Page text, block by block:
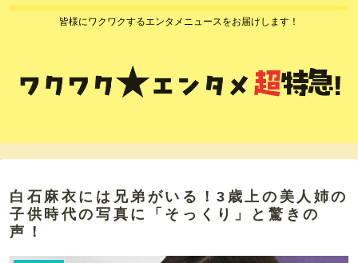
皆様にワクワクするエンタメニュースをお届けします！
白石麻衣には兄弟がいる！3歳上の美人姉の
子供時代の写真に「そっくり」と驚きの
声！